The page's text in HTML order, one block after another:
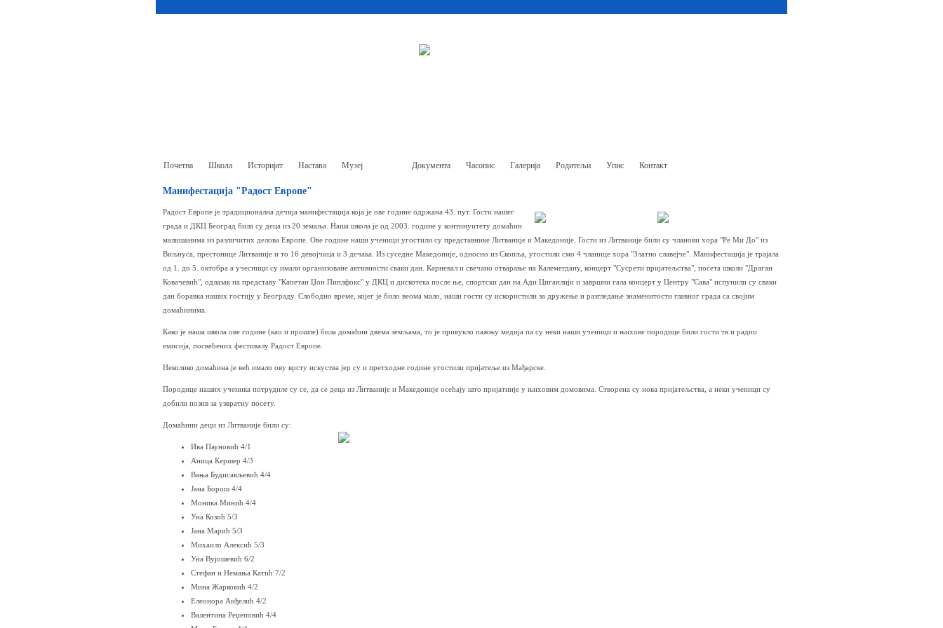
Почетна Школа Историјат Настава Музеј Документа Часопис Галерија Родитељи Упис Контакт
Манифестација "Радост Европе"
Радост Европе је традиционална дечија манифестација која је ове године одржана 43. пут. Гости нашег
града и ДКЦ Београд била су деца из 20 земаља. Наша школа је од 2003. године у континуитету домаћин
малишанима из различитих делова Европе. Ове године наши ученици угостили су представнике Литваније и Македоније. Гости из Литваније били су чланови хора "Ре Ми До" из
Виљнуса, престонице Литваније и то 16 девојчица и 3 дечака. Из суседне Македоније, односно из Скопља, угостили смо 4 чланице хора "Златно славејче". Манифестација је трајала
од 1. до 5. октобра а учесници су имали организоване активности сваки дан. Карневал и свечано отварање на Калемегдану, концерт "Сусрети пријатељства", посета школи "Драган
Ковачевић", одлазак на представу "Капетан Џон Пиплфокс" у ДКЦ и дискотека после ње, спортски дан на Ади Циганлији и завршни гала концерт у Центру "Сава" испунили су сваки
дан боравка наших гостију у Београду. Слободно време, којег је било веома мало, наши гости су искористили за дружење и разгледање знаменитости главног града са својим
домаћинима.
Како је наша школа ове године (као и прошле) била домаћин двема земљама, то је привукло пажњу медија па су неки наши ученици и њихове породице били гости тв и радио
емисија, посвећених фестивалу Радост Европе.
Неколико домаћина је већ имало ову врсту искуства јер су и претходне године угостили пријатеље из Мађарске.
Породице наших ученика потрудиле су се, да се деца из Литваније и Македоније осећају што пријатније у њиховим домовима. Створена су нова пријатељства, а неки ученици су
добили позив за узвратну посету.
Домаћини деци из Литваније били су:
Ива Пауновић 4/1
Аница Кершер 4/3
Вања Будисављевић 4/4
Јана Борош 4/4
Моника Минић 4/4
Уна Козић 5/3
Јана Марић 5/3
Михаило Алексић 5/3
Уна Вујошевић 6/2
Стефан и Немања Катић 7/2
Мина Жарковић 4/2
Елеонора Анђелић 4/2
Валентина Реџеповић 4/4